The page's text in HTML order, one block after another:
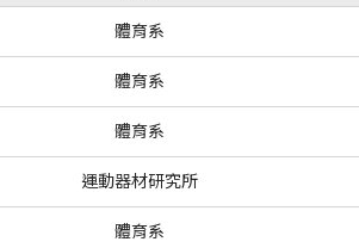
體育系
體育系
體育系
運動器材研究所
體育系